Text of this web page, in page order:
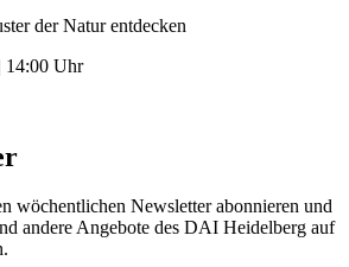
der Natur entdecken
14:00 Uhr
wöchentlichen Newsletter abonnieren und
andere Angebote des DAI Heidelberg auf